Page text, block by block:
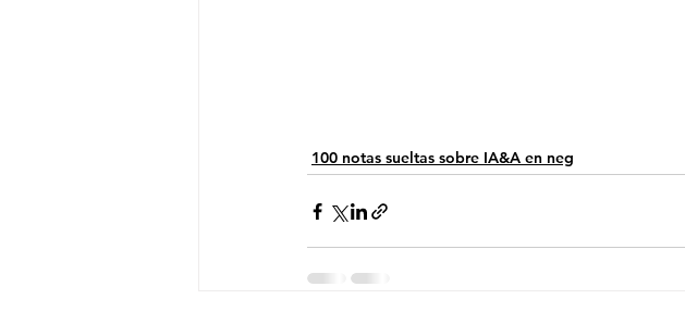
100 notas sueltas sobre IA&A en neg